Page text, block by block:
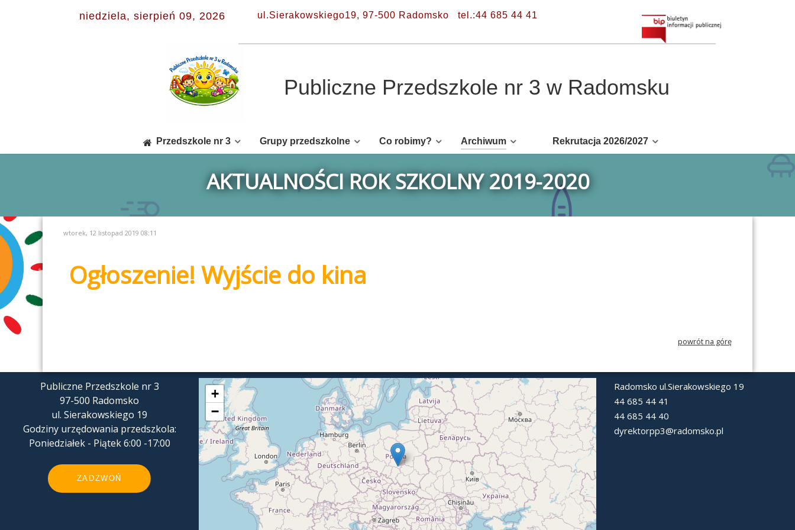
niedziela, sierpień 09, 2026 ul.Sierakowskiego19, 97-500 Radomsko tel.:44 685 44 41
Publiczne Przedszkole nr 3 w Radomsku
Przedszkole nr 3 Grupy przedszkolne Co robimy? Archiwum Rekrutacja 2026/2027
AKTUALNOŚCI ROK SZKOLNY 2019-2020
wtorek, 12 listopad 2019 08:11
Ogłoszenie! Wyjście do kina
powrót na górę
Publiczne Przedszkole nr 3
97-500 Radomsko
ul. Sierakowskiego 19
Godziny urzędowania przedszkola:
Poniedziałek - Piątek 6:00 -17:00
ZADZWOŃ
+
−
Radomsko ul.Sierakowskiego 19
44 685 44 41
44 685 44 40
dyrektorpp3@radomsko.pl